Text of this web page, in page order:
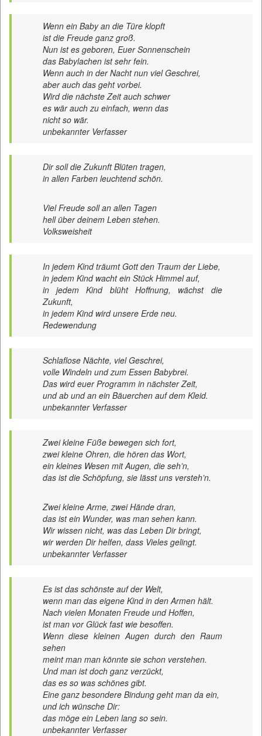
Wenn ein Baby an die Türe klopft
ist die Freude ganz groß.
Nun ist es geboren, Euer Sonnenschein
das Babylachen ist sehr fein.
Wenn auch in der Nacht nun viel Geschrei,
aber auch das geht vorbei.
Wird die nächste Zeit auch schwer
es wär auch zu einfach, wenn das
nicht so wär.
unbekannter Verfasser
Dir soll die Zukunft Blüten tragen,
in allen Farben leuchtend schön.
Viel Freude soll an allen Tagen
hell über deinem Leben stehen.
Volksweisheit
In jedem Kind träumt Gott den Traum der Liebe,
in jedem Kind wacht ein Stück Himmel auf,
in jedem Kind blüht Hoffnung, wächst die
Zukunft,
in jedem Kind wird unsere Erde neu.
Redewendung
Schlaflose Nächte, viel Geschrei,
volle Windeln und zum Essen Babybrei.
Das wird euer Programm in nächster Zeit,
und ab und an ein Bäuerchen auf dem Kleid.
unbekannter Verfasser
Zwei kleine Füße bewegen sich fort,
zwei kleine Ohren, die hören das Wort,
ein kleines Wesen mit Augen, die seh’n,
das ist die Schöpfung, sie lässt uns versteh’n.
Zwei kleine Arme, zwei Hände dran,
das ist ein Wunder, was man sehen kann.
Wir wissen nicht, was das Leben Dir bringt,
wir werden Dir helfen, dass Vieles gelingt.
unbekannter Verfasser
Es ist das schönste auf der Welt,
wenn man das eigene Kind in den Armen hält.
Nach vielen Monaten Freude und Hoffen,
ist man vor Glück fast wie besoffen.
Wenn diese kleinen Augen durch den Raum
sehen
meint man man könnte sie schon verstehen.
Und man ist doch ganz verzückt,
das es so was schönes gibt.
Eine ganz besondere Bindung geht man da ein,
und ich wünsche Dir:
das möge ein Leben lang so sein.
unbekannter Verfasser